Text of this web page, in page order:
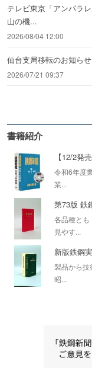
テレビ東京「アンパラ
山の機...
2026/08/04 12:00
仙台支局移転のお知ら
2026/07/21 09:37
書籍紹介
【12/2発
令和6年度
業...
第73版 鉄
各品種とも
見やす...
新版鉄鋼
製品から技
昭...